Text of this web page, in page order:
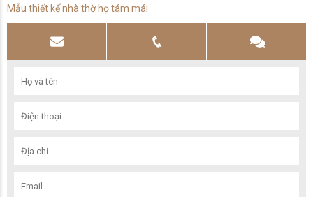
Mẫu thiết kế nhà thờ họ tám mái